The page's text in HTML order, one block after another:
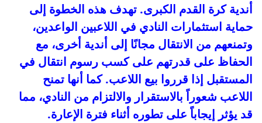
أندية كرة القدم الكبرى. تهدف هذه الخطوة إلى
حماية استثمارات النادي في اللاعبين الواعدين،
وتمنعهم من الانتقال مجانًا إلى أندية أخرى، مع
الحفاظ على قدرتهم على كسب رسوم انتقال في
المستقبل إذا قرروا بيع اللاعب. كما أنها تمنح
اللاعب شعوراً بالاستقرار والالتزام من النادي، مما
قد يؤثر إيجاباً على تطوره أثناء فترة الإعارة.